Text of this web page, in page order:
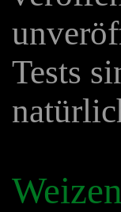
Tests